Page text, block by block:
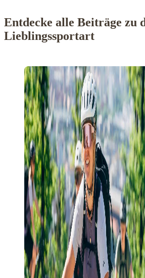
Entdecke alle Beiträge zu
Lieblingssportart